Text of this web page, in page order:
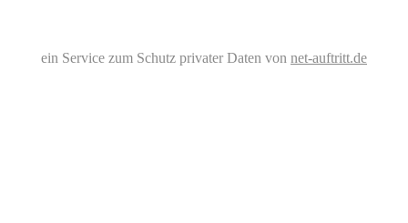
ein Service zum Schutz privater Daten von net-auftritt.de